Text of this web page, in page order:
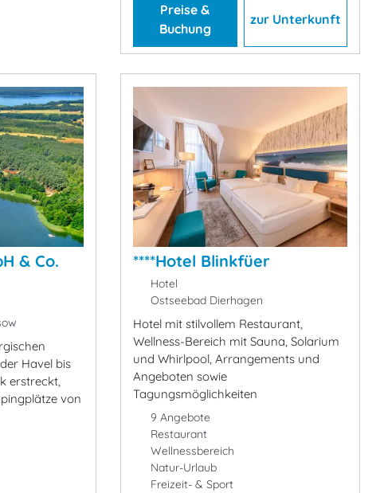
Preise &
Buchung
zur Unterkunft
& Co.
Havel bis
erstreckt,
von
****Hotel Blinkfüer
Hotel
Ostseebad Dierhagen
Hotel mit stilvollem Restaurant,
Wellness-Bereich mit Sauna, Solarium
und Whirlpool, Arrangements und
Angeboten sowie
Tagungsmöglichkeiten
9 Angebote
Restaurant
Wellnessbereich
Natur-Urlaub
Freizeit- & Sport